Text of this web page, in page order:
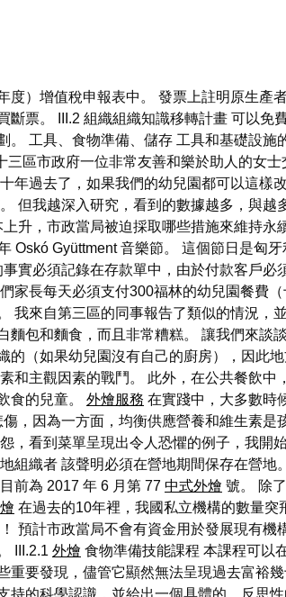
度）增值稅申報表中。 發票上註明原生
斷票。 III.2 組織組織知識移轉計畫 可以
。 工具、食物準備、儲存 工具和基礎設
三區市政府一位非常友善和樂於助人的女
年過去了，如果我們的幼兒園都可以這樣
但我越深入研究，看到的數據越多，與
升，市政當局被迫採取哪些措施來維持
Oskó Gyüttment 音樂節。 這個節日是匈
事實必須記錄在存款單中，由於付款客戶
家長每天必須支付300福林的幼兒園餐費
我來自第三區的同事報告了類似的情況，
麵包和麵食，而且非常糟糕。 讓我們來談
的（如果幼兒園沒有自己的廚房），因此
和主觀因素的戰鬥。 此外，在公共餐飲
食的兒童。 外燴服務 在實踐中，大多數時
，因為一方面，均衡供應營養和維生素
，看到菜單呈現出令人恐懼的例子，我
組織者 該聲明必須在營地期間保存在營
前為 2017 年 6 月第 77 中式外燴 號。 除
在過去的10年裡，我國私立機構的數量
預計市政當局不會有資金用於發展現有機
III.2.1 外燴 食物準備技能課程 本課程可以
要發現，儘管它顯然無法呈現過去富裕
持的科學認識，並給出一個具體的、反思